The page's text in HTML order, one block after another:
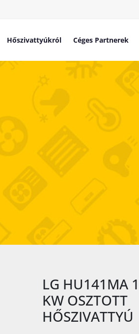
Hőszivattyúkról Céges Partnerek
LG HU141MA
KW OSZTOTT
HŐSZIVATTYÚ